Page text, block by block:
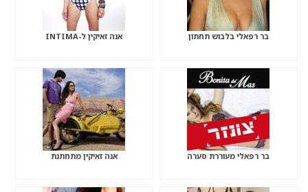
בר רפאלי בלבוש תחתון אנה זאיקין ל-INTIMA
בר רפאלי מעוררת סערה אנה זאיקין מתחתנת